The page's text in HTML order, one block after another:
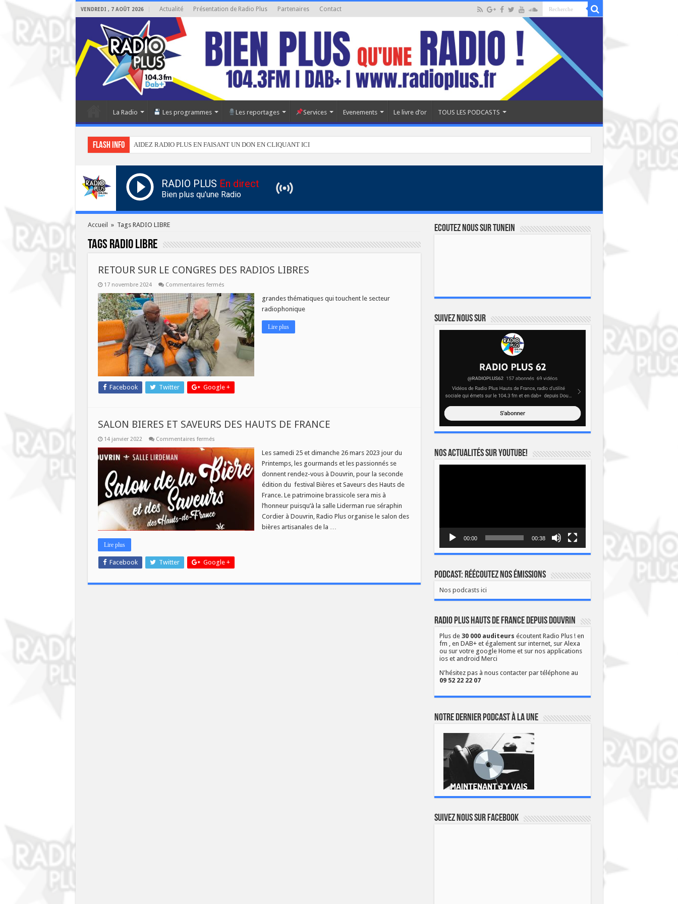
VENDREDI , 7 AOÛT 2026 Actualité Présentation de Radio Plus Partenaires Contact
La Radio Les programmes Les reportages Services Evenements Le livre d’or TOUS LES PODCASTS
Flash info AIDEZ RADIO PLUS EN FAISANT UN DON EN CLIQUANT ICI
RADIO PLUS En direct
Bien plus qu'une Radio
Accueil » Tags RADIO LIBRE
Tags RADIO LIBRE
RETOUR SUR LE CONGRES DES RADIOS LIBRES
17 novembre 2024 Commentaires ferméssur
SUR
LE
CONGRES
DES
RADIOS
LIBRES
grandes thématiques qui touchent le secteur
radiophonique
Lire plus
Facebook Twitter Google +
SALON BIERES ET SAVEURS DES HAUTS DE FRANCE
14 janvier 2022 Commentaires ferméssur
BIERES
ET
SAVEURS
DES
HAUTS
DE
FRANCE
Les samedi 25 et dimanche 26 mars 2023 jour du
Printemps, les gourmands et les passionnés se
donnent rendez-vous à Douvrin, pour la seconde
édition du festival Bières et Saveurs des Hauts de
France. Le patrimoine brassicole sera mis à
l’honneur puisqu’à la salle Liderman rue séraphin
Cordier à Douvrin, Radio Plus organise le salon des
bières artisanales de la …
Lire plus
Facebook Twitter Google +
Ecoutez nous sur TuneIn
Suivez nous sur
Nos actualités sur YOUTUBE!
00:00 00:38
Podcast: Réécoutez nos émissions
Nos podcasts ici
Radio Plus Hauts de France depuis Douvrin
Plus de 30 000 auditeurs écoutent Radio Plus ! en
fm , en DAB+ et également sur internet, sur Alexa
ou sur votre google Home et sur nos applications
ios et android Merci
N'hésitez pas à nous contacter par téléphone au
09 52 22 22 07
Notre dernier podcast à la une
Suivez nous sur Facebook